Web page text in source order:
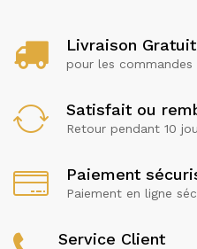
Livraison
pour les commandes
Satisfait ou
Retour pendant 10
Paiement
Paiement en ligne
Service Client